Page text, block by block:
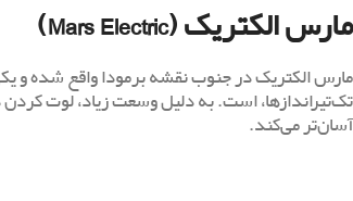
مارس الکتریک (Mars Electric)
مارس الکتریک در جنوب نقشه برمودا واقع شده و
تک‌تیراندازها، است. به دلیل وسعت زیاد، لوت کردن
آسان‌تر می‌کند.